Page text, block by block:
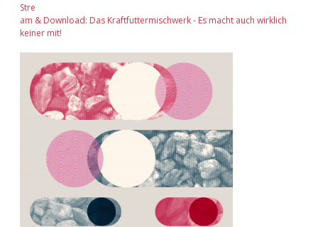
Stre
am & Download: Das Kraftfuttermischwerk - Es macht auch wirklich
keiner mit!